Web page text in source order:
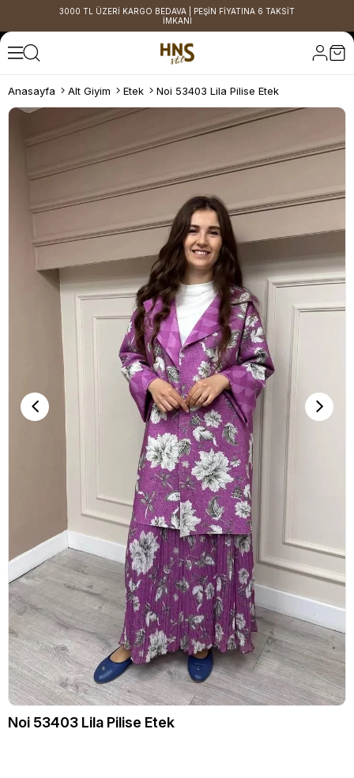
3000 TL ÜZERİ KARGO BEDAVA | PEŞİN FİYATINA 6 TAKSİT
İMKANI
Anasayfa Alt Giyim Etek Noi 53403 Lila Pilise Etek
Noi 53403 Lila Pilise Etek